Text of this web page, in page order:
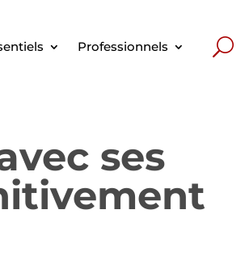
Professionnels
ses